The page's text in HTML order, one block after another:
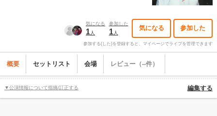
気になる
1人
参加した
1人
気になる 参加した
参加する(した)を登録すると、マイページでライブを管理できます
概要 セットリスト 会場 レビュー（--件）
▼公演情報について指摘/訂正する 編集する